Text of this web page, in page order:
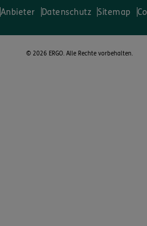
Anbieter Datenschutz Sitemap
© 2026 ERGO. Alle Rechte vorbehalten.